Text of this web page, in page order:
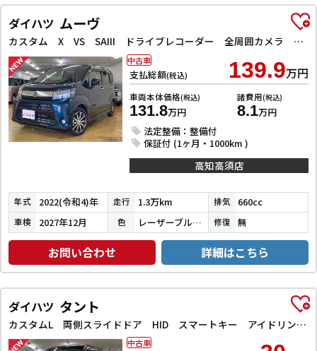
ダイハツ ムーヴ
カスタム X VS SAIII ドライブレコーダー 全周囲カメラ ナビ TV クリアランスソナー 衝突被害軽減システム オートマチックハイビーム オートライト LEDヘッドランプ スマートキー アイドリングストップ 電動格納ミラー
支払総額(税込) 139.9万円
車両本体価格(税込)
131.8万円
諸費用(税込)
8.1万円
法定整備：整備付
保証付 (1ヶ月・1000km )
中古車
高知高須店
年式 2022(令和4)年 走行 1.3万km 排気 660cc
車検 2027年12月 色 レーザーブルークリスタルシャイン 修復 無
お問い合わせ 詳細はこちら
ダイハツ タント
カスタムL 両側スライドドア HID スマートキー アイドリングストップ 電動格納ミラー ベンチシート CVT 盗難防止システム ABS アルミホイール 衝突安全ボディ エアコン パワーステアリング
中古車